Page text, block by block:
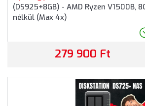
(DS925+8GB) - AMD Ryzen V1500B,
nélkül (Max 4x)
279 900 Ft